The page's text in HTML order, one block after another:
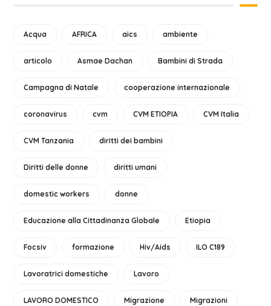
Acqua AFRICA aics ambiente
articolo Asmae Dachan Bambini di Strada
Campagna di Natale cooperazione internazionale
coronavirus cvm CVM ETIOPIA CVM Italia
CVM Tanzania diritti dei bambini
Diritti delle donne diritti umani
domestic workers donne
Educazione alla Cittadinanza Globale Etiopia
Focsiv formazione Hiv/Aids ILO C189
Lavoratrici domestiche Lavoro
LAVORO DOMESTICO Migrazione Migrazioni